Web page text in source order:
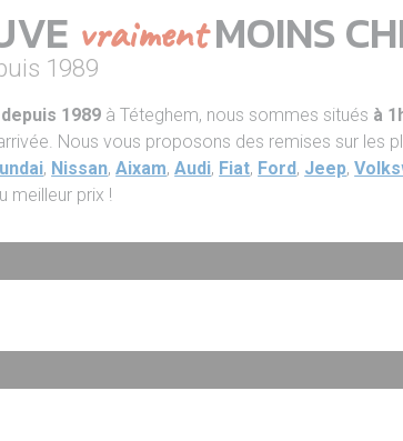
vraimentMOINS
1989
1989 à Téteghem, nous sommes situés à
Nous vous proposons des remises sur les
, Nissan,Aixam,Audi, Fiat, Ford, Jeep,
meilleur prix !